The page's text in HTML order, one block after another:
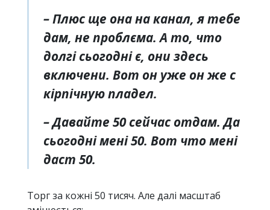
– Плюс ще она на канал, я тебе
дам, не проблєма. А то, что
долгі сьогодні є, они здесь
включени. Вот он уже он же с
кірпічную пладел.
– Давайте 50 сейчас отдам. Да
сьогодні мені 50. Вот что мені
даст 50.
Торг за кожні 50 тисяч. Але далі масштаб